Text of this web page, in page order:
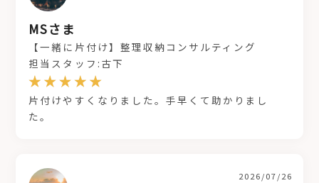
MSさま
【一緒に片付け】整理収納コンサルティング
担当スタッフ:古下
片付けやすくなりました。手早くて助かりまし
た。
2026/07/26